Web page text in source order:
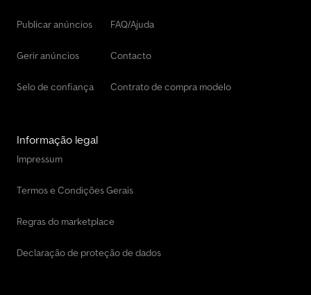
Mccormick Carro Vintage
Publicar anúncios
Gerir anúncios
Selo de confiança
FAQ/Ajuda
Contacto
Contrato de compra modelo
Informação legal
Impressum
Termos e Condições Gerais
Regras do marketplace
Declaração de proteção de dados